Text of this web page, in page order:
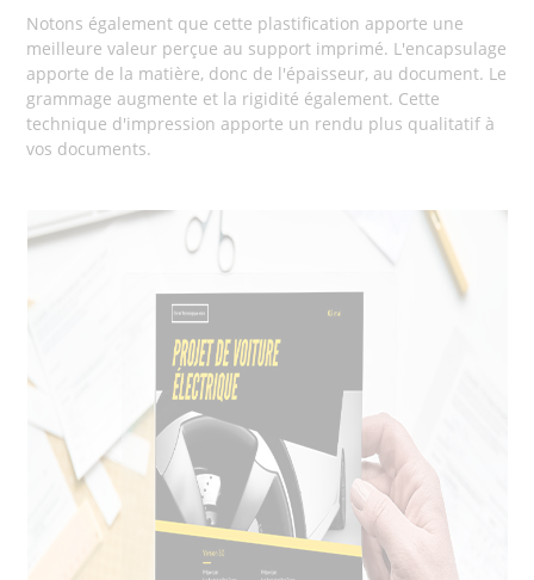
Notons également que cette plastification apporte une
meilleure valeur perçue au support imprimé. L'encapsulage
apporte de la matière, donc de l'épaisseur, au document. Le
grammage augmente et la rigidité également. Cette
technique d'impression apporte un rendu plus qualitatif à
vos documents.